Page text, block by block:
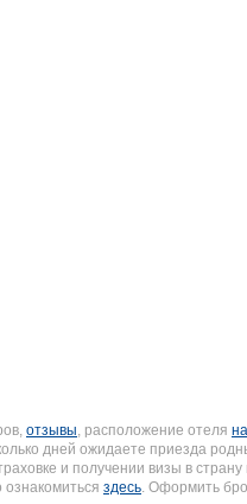
отзывы, расположение отеля
дней ожидаете приезда
и получении визы в
здесь. Оформить